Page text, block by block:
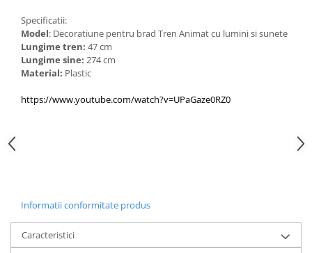
Specificatii:
Model: Decoratiune pentru brad Tren Animat cu lumini si sunete
Lungime tren: 47 cm
Lungime sine: 274 cm
Material: Plastic
https://www.youtube.com/watch?v=UPaGaze0RZ0
Informatii conformitate produs
Caracteristici